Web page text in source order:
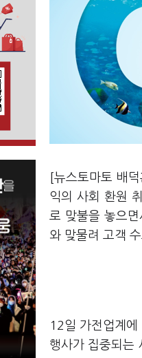
[뉴스토마토 배
익의 사회 환원
로 맞불을 놓으
와 맞물려 고객
12일 가전업계에
행사가 집중되는